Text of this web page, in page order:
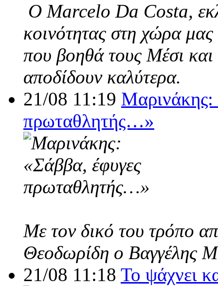
Ο Marcelo Da Costa,
κοινότητας στη χώρα
που βοηθά τους Μέσι και
αποδίδουν καλύτερα.
21/08 11:19 Μαρινάκης:
πρωταθλητής…»
Με τον δικό του τρόπο
Θεοδωρίδη ο Βαγγέλης
21/08 11:18 Το ψάχνει